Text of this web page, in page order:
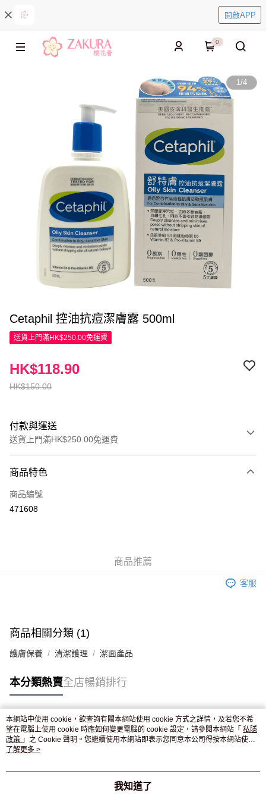
開啟APP
0
1/4
Cetaphil 控油抗痘潔膚露 500ml
送貨上門滿HK$250.00免運費
HK$150.00
HK$118.90
付款與運送
送貨上門滿HK$250.00免運費
信用卡
Apple Pay
商品特色
商品編號
471608
商品推薦
客服
商品相關分類 (1)
護膚保養 清潔護理 潔面產品
本分類熱賣全店暢銷排行
熱門標籤
熱銷排行
本網站中使用 cookie，欲查詢有關本網站使用 cookie 方式之詳情，及若您不希
望在電腦上使用 cookie 時應如何變更電腦的 cookie 設定，請參閱本網站「 私隱
政策 」之 Cookie 聲明。您繼續使用本網站即表示您同意本公司得按本網站使用
條款之 Cookie 聲明使用 cookie。
了解更多 >
我知道了